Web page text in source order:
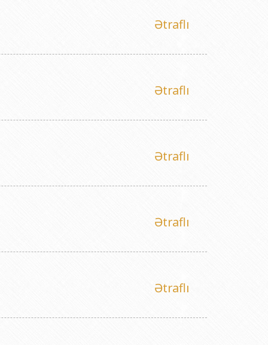
adına Kataliz və Qeyri-üzvi Kimya İnstitutu
Publik Hüquqi Şəxsi
Publik Hüquqi Şəxsi
Biologiya İnstitutu Publik Hüquqi Şəxsi
Ətraflı
Ətraflı
Ətraflı
Ətraflı
Ətraflı